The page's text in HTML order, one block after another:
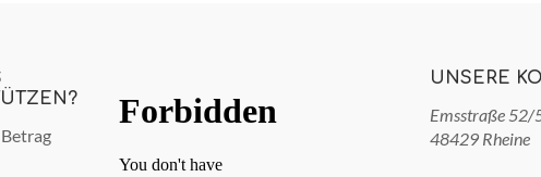
UNSERE
Emsstraße 52/
48429 Rheine